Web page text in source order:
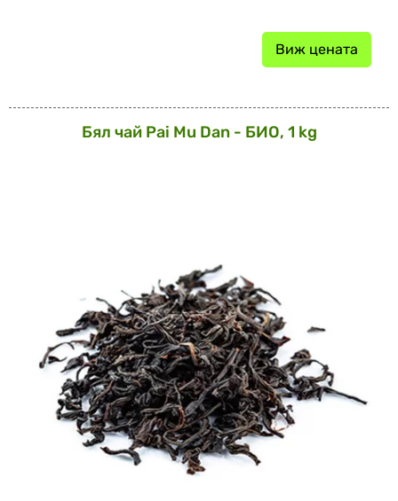
Виж цената
Бял чай Pai Mu Dan - БИО, 1 kg